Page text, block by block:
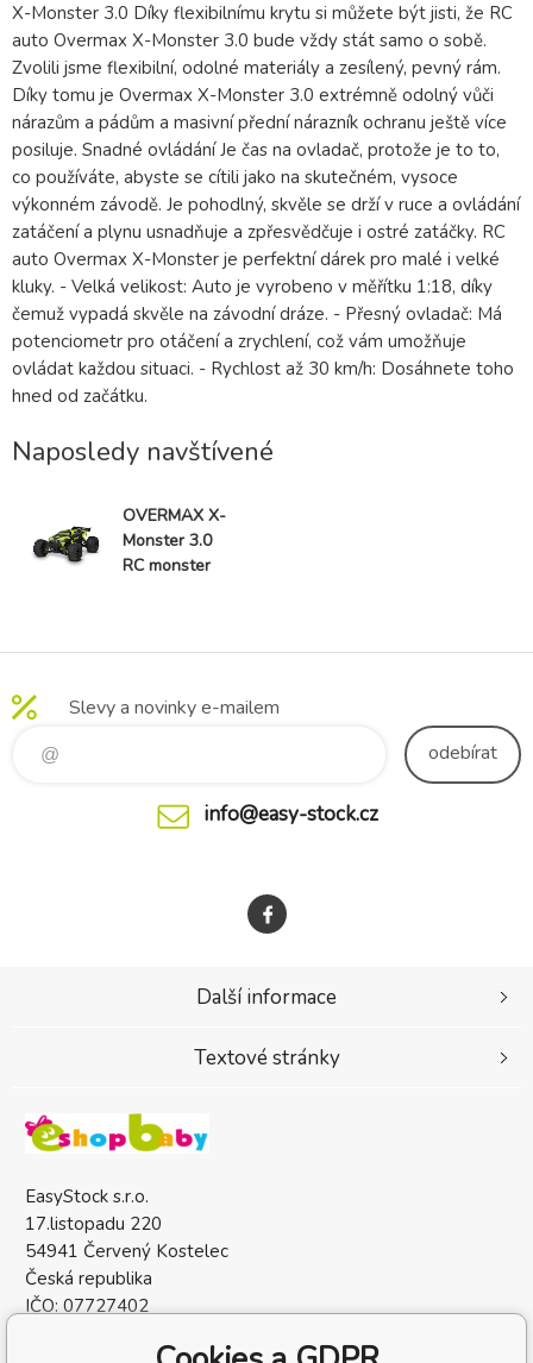
X-Monster 3.0 Díky flexibilnímu krytu si můžete být jisti, že RC
auto Overmax X-Monster 3.0 bude vždy stát samo o sobě.
Zvolili jsme flexibilní, odolné materiály a zesílený, pevný rám.
Díky tomu je Overmax X-Monster 3.0 extrémně odolný vůči
nárazům a pádům a masivní přední nárazník ochranu ještě více
posiluje. Snadné ovládání Je čas na ovladač, protože je to to,
co používáte, abyste se cítili jako na skutečném, vysoce
výkonném závodě. Je pohodlný, skvěle se drží v ruce a ovládání
zatáčení a plynu usnadňuje a zpřesvědčuje i ostré zatáčky. RC
auto Overmax X-Monster je perfektní dárek pro malé i velké
kluky. - Velká velikost: Auto je vyrobeno v měřítku 1:18, díky
čemuž vypadá skvěle na závodní dráze. - Přesný ovladač: Má
potenciometr pro otáčení a zrychlení, což vám umožňuje
ovládat každou situaci. - Rychlost až 30 km/h: Dosáhnete toho
hned od začátku.
Naposledy navštívené
OVERMAX X-
Monster 3.0
RC monster
Slevy a novinky e-mailem
odebírat
info@easy-stock.cz
EasyStock s.r.o.
17.listopadu 220
54941 Červený Kostelec
Česká republika
IČO: 07727402
Další informace
Textové stránky